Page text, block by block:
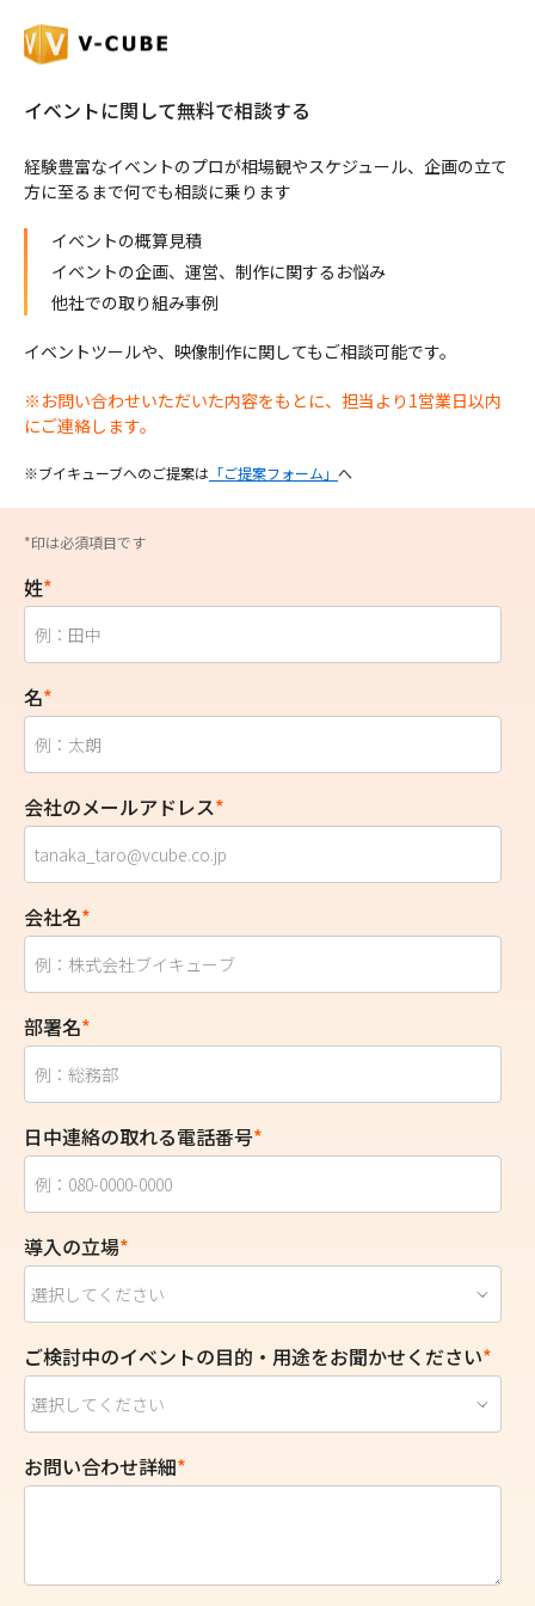
イベントに関して無料で相談する
経験豊富なイベントのプロが相場観やスケジュール、企画の立て
方に至るまで何でも相談に乗ります
イベントの概算見積
イベントの企画、運営、制作に関するお悩み
他社での取り組み事例
イベントツールや、映像制作に関してもご相談可能です。
※お問い合わせいただいた内容をもとに、担当より1営業日以内
にご連絡します。
※ブイキューブへのご提案は 「ご提案フォーム」 へ
*印は必須項目です
姓*
名*
会社のメールアドレス*
会社名*
部署名*
日中連絡の取れる電話番号*
導入の立場*
ご検討中のイベントの目的・用途をお聞かせください*
お問い合わせ詳細*